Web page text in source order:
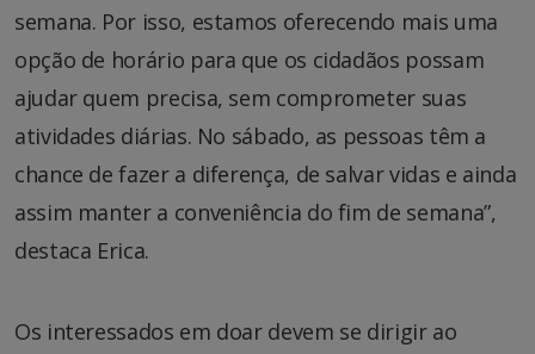
semana. Por isso, estamos oferecendo mais uma
opção de horário para que os cidadãos possam
ajudar quem precisa, sem comprometer suas
atividades diárias. No sábado, as pessoas têm a
chance de fazer a diferença, de salvar vidas e ainda
assim manter a conveniência do fim de semana”,
destaca Erica.
Os interessados em doar devem se dirigir ao